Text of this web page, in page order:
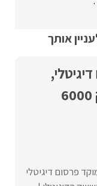
אותך
תנאים מעולים ומענק 6000
פרסום דיגיטלי